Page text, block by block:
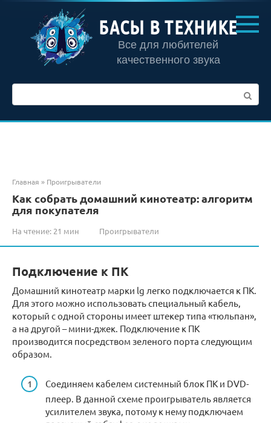
контенту
БАСЫ В ТЕХНИКЕ
Все для любителей
качественного звука
Главная » Проигрыватели
Как собрать домашний кинотеатр: алгоритм
для покупателя
На чтение: 21 мин Проигрыватели
Подключение к ПК
Домашний кинотеатр марки lg легко подключается к ПК.
Для этого можно использовать специальный кабель,
который с одной стороны имеет штекер типа «тюльпан»,
а на другой – мини-джек. Подключение к ПК
производится посредством зеленого порта следующим
образом.
Соединяем кабелем системный блок ПК и DVD-
плеер. В данной схеме проигрыватель является
усилителем звука, потому к нему подключаем